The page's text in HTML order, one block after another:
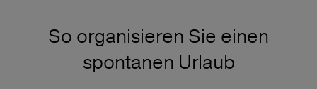
So organisieren Sie einen
spontanen Urlaub